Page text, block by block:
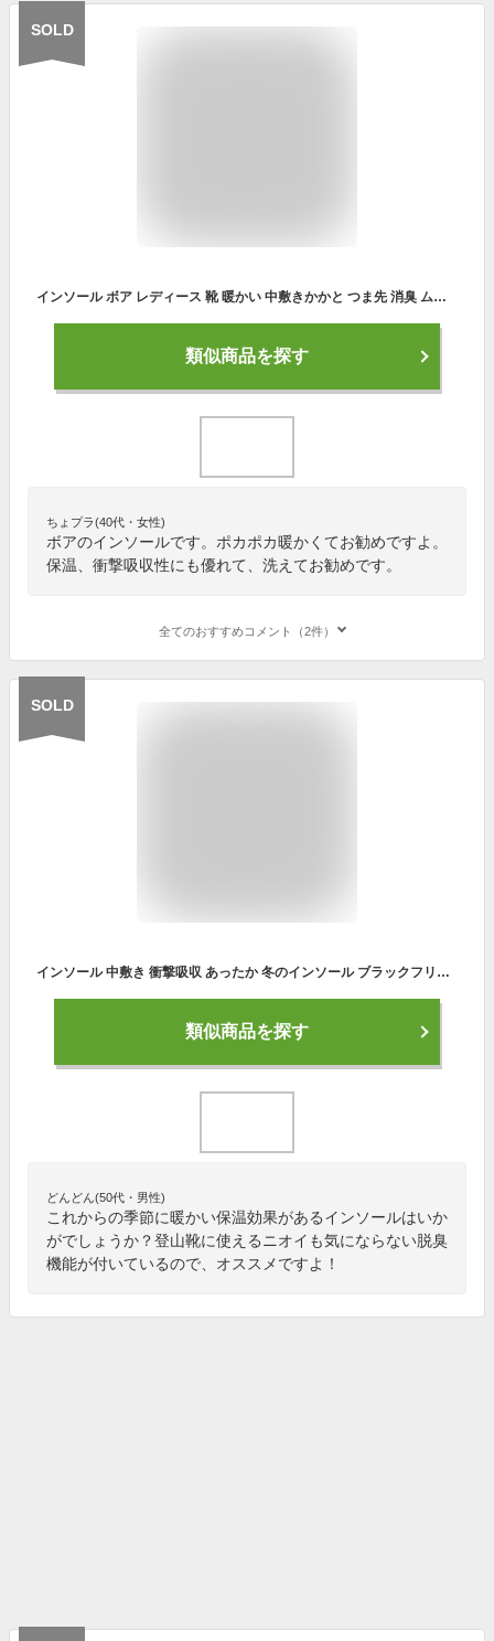
SOLD
インソール ボア レディース 靴 暖かい 中敷きかかと つま先 消臭 ムートン 冷え 冬 洗える ファー スニーカー 厚手 大人 学生 ふわふわ モコモコ 衝撃吸収 保温 防寒 革靴 ブーツ 男女兼用 【メール便送料無料】 [leg-015]
類似商品を探す
ちょプラ(40代・女性)
ボアのインソールです。ポカポカ暖かくてお勧めですよ。
保温、衝撃吸収性にも優れて、洗えてお勧めです。
全てのおすすめコメント（2件）
SOLD
インソール 中敷き 衝撃吸収 あったか 冬のインソール ブラックフリース 靴の中敷き 保温 脱臭 男女兼用 フリーサイズ メール便
類似商品を探す
どんどん(50代・男性)
これからの季節に暖かい保温効果があるインソールはいか
がでしょうか？登山靴に使えるニオイも気にならない脱臭
機能が付いているので、オススメですよ！